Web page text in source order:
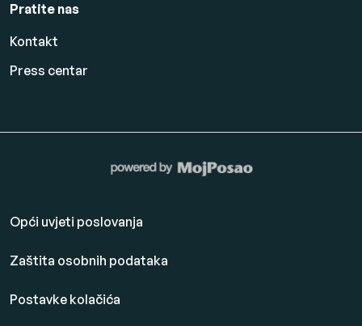
Pratite nas
Kontakt
Press centar
Opći uvjeti poslovanja
Zaštita osobnih podataka
Postavke kolačića